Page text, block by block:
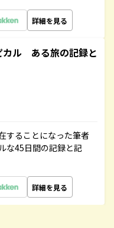
詳細を見る
カル ある旅の記録と
することになった筆者
な45日間の記録と記
詳細を見る